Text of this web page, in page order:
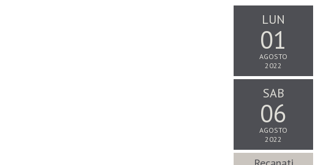
LUN
01
AGOSTO
2022
SAB
06
AGOSTO
2022